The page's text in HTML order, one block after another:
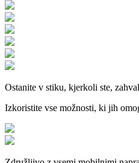
Ostanite v stiku, kjerkoli ste,
Izkoristite vse možnosti, ki jih